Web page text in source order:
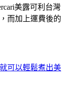
美露可利台灣
而加上運費後的
可以輕鬆煮出美